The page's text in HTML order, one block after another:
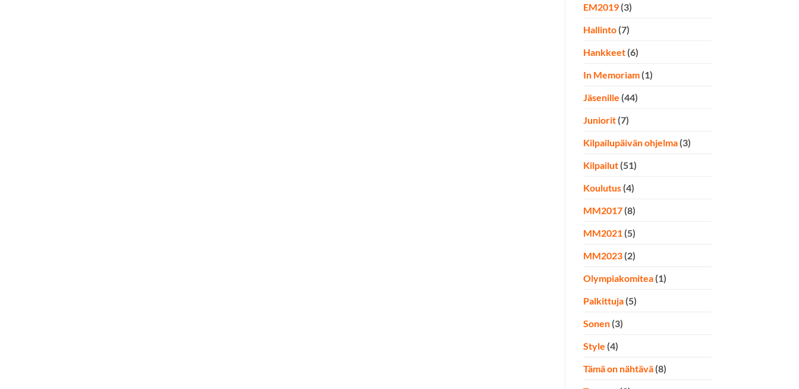
EM2019(3)
Hallinto(7)
Hankkeet(6)
In Memoriam(1)
Jäsenille (44)
Juniorit(7)
Kilpailupäivän ohjelma(3)
Kilpailut(51)
Koulutus(4)
MM2017(8)
MM2021(5)
MM2023(2)
Olympiakomitea(1)
Palkittuja(5)
Sonen(3)
Style (4)
Tämä on nähtävä(8)